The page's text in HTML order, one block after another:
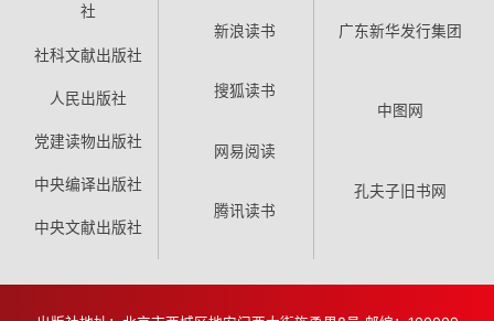
社
社科文献出版社
人民出版社
党建读物出版社
中央编译出版社
中央文献出版社
新浪读书
搜狐读书
网易阅读
腾讯读书
广东新华发行集团
中图网
孔夫子旧书网